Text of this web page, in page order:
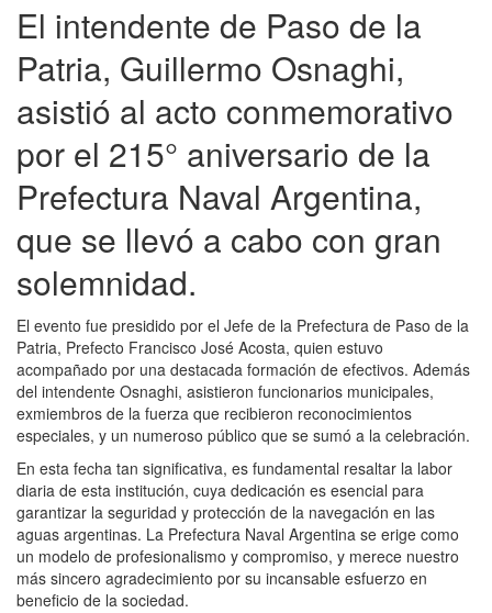
El intendente de Paso de la
Patria, Guillermo Osnaghi,
asistió al acto conmemorativo
por el 215° aniversario de la
Prefectura Naval Argentina,
que se llevó a cabo con gran
solemnidad.
El evento fue presidido por el Jefe de la Prefectura de Paso de la
Patria, Prefecto Francisco José Acosta, quien estuvo
acompañado por una destacada formación de efectivos. Además
del intendente Osnaghi, asistieron funcionarios municipales,
exmiembros de la fuerza que recibieron reconocimientos
especiales, y un numeroso público que se sumó a la celebración.
En esta fecha tan significativa, es fundamental resaltar la labor
diaria de esta institución, cuya dedicación es esencial para
garantizar la seguridad y protección de la navegación en las
aguas argentinas. La Prefectura Naval Argentina se erige como
un modelo de profesionalismo y compromiso, y merece nuestro
más sincero agradecimiento por su incansable esfuerzo en
beneficio de la sociedad.